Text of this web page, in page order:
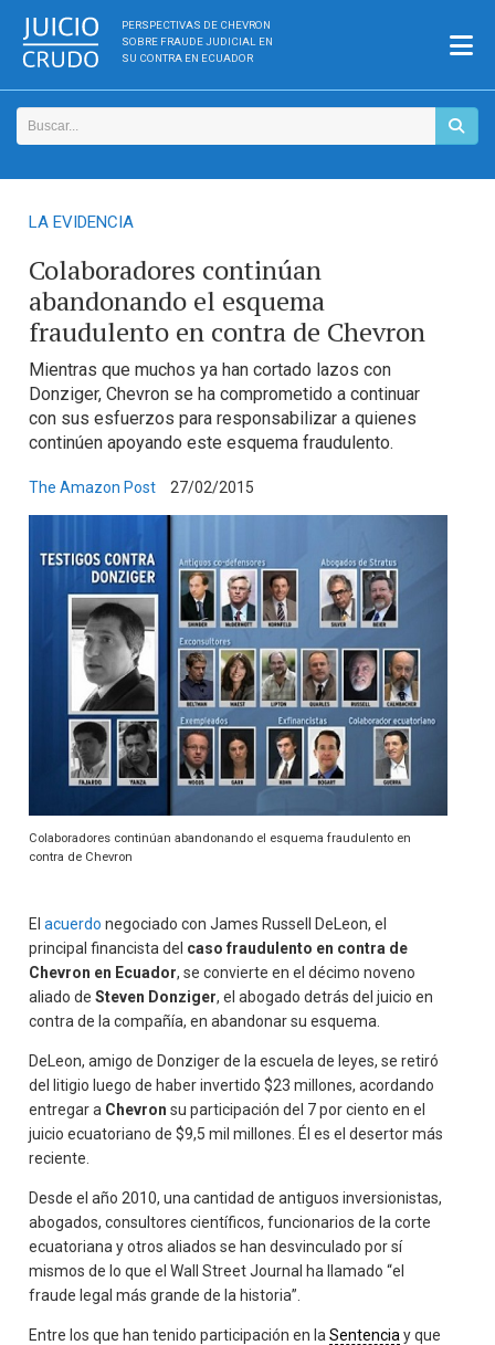
PERSPECTIVAS DE CHEVRON
SOBRE FRAUDE JUDICIAL EN
SU CONTRA EN ECUADOR
LA EVIDENCIA
Colaboradores continúan
abandonando el esquema
fraudulento en contra de Chevron
Mientras que muchos ya han cortado lazos con
Donziger, Chevron se ha comprometido a continuar
con sus esfuerzos para responsabilizar a quienes
continúen apoyando este esquema fraudulento.
The Amazon Post 27/02/2015
Colaboradores continúan abandonando el esquema fraudulento en
contra de Chevron
Elacuerdo negociado con James Russell DeLeon, el
principal financista del caso fraudulento en contra de
Chevron en Ecuador, se convierte en el décimo noveno
aliado deSteven Donziger, el abogado detrás del juicio en
contra de la compañía, en abandonar su esquema.
DeLeon, amigo de Donziger de la escuela de leyes, se retiró
del litigio luego de haber invertido $23 millones, acordando
entregar a Chevronsu participación del 7 por ciento en el
juicio ecuatoriano de $9,5 mil millones. Él es el desertor más
reciente.
Desde el año 2010, una cantidad de antiguos inversionistas,
abogados, consultores científicos, funcionarios de la corte
ecuatoriana y otros aliados se han desvinculado por sí
mismos de lo que el Wall Street Journal ha llamado “el
fraude legal más grande de la historia”.
Entre los que han tenido participación en laSentencia y que